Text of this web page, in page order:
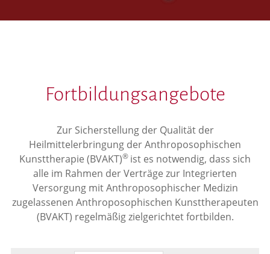
Fortbildungsangebote
Zur Sicherstellung der Qualität der
Heilmittelerbringung der Anthroposophischen
Kunsttherapie (BVAKT)® ist es notwendig, dass sich
alle im Rahmen der Verträge zur Integrierten
Versorgung mit Anthroposophischer Medizin
zugelassenen Anthroposophischen Kunsttherapeuten
(BVAKT) regelmäßig zielgerichtet fortbilden.